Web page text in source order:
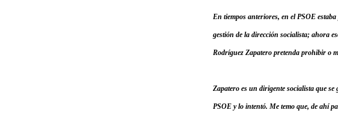
En tiempos anteriores, en el PSOE
gestión de la dirección socialista; ahora
Rodríguez Zapatero pretenda prohibir o
Zapatero es un dirigente socialista que
PSOE y lo intentó. Me temo que, de ahí